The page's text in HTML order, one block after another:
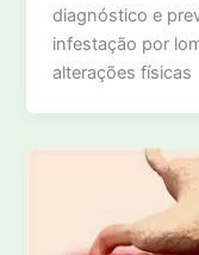
diagnóstico e
infestação por
alterações físicas